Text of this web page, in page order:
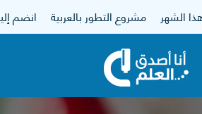
الشهر مشروع التطور بالعربية انضم